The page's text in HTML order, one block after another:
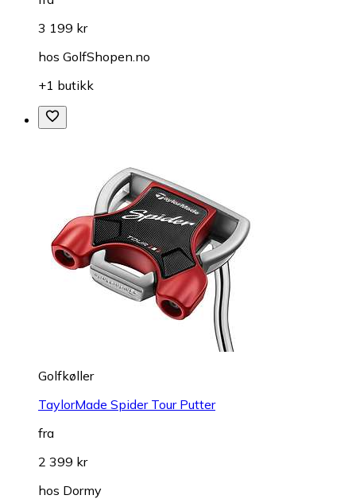
3 199 kr
hos GolfShopen.no
+1 butikk
Golfkøller
TaylorMade Spider Tour Putter
fra
2 399 kr
hos Dormy